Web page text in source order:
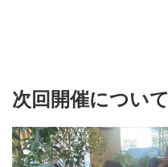
次回開催について